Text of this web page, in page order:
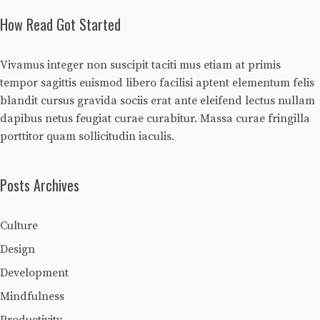
How Read Got Started
Vivamus integer non suscipit taciti mus etiam at primis
tempor sagittis euismod libero facilisi aptent elementum felis
blandit cursus gravida sociis erat ante eleifend lectus nullam
dapibus netus feugiat curae curabitur. Massa curae fringilla
porttitor quam sollicitudin iaculis.
Posts Archives
Culture
Design
Development
Mindfulness